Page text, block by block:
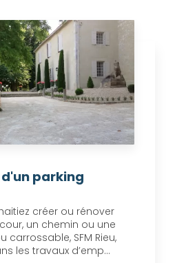
parking
créer ou rénover
un chemin ou une
carrossable, SFM Rieu,
les travaux d’emp...